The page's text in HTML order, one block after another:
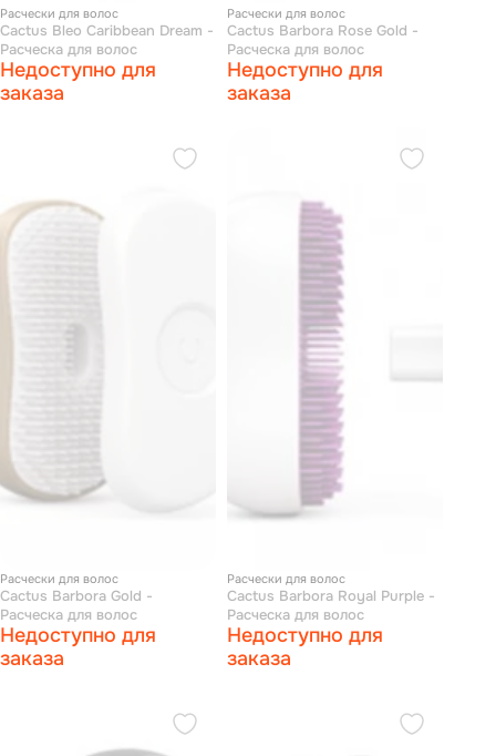
Расчески для волос
Cactus Bleo Caribbean Dream -
Расческа для волос
Недоступно для
заказа
Расчески для волос
Cactus Barbora Rose Gold -
Расческа для волос
Недоступно для
заказа
Расчески для волос
Cactus Barbora Gold -
Расческа для волос
Недоступно для
заказа
Расчески для волос
Cactus Barbora Royal Purple -
Расческа для волос
Недоступно для
заказа